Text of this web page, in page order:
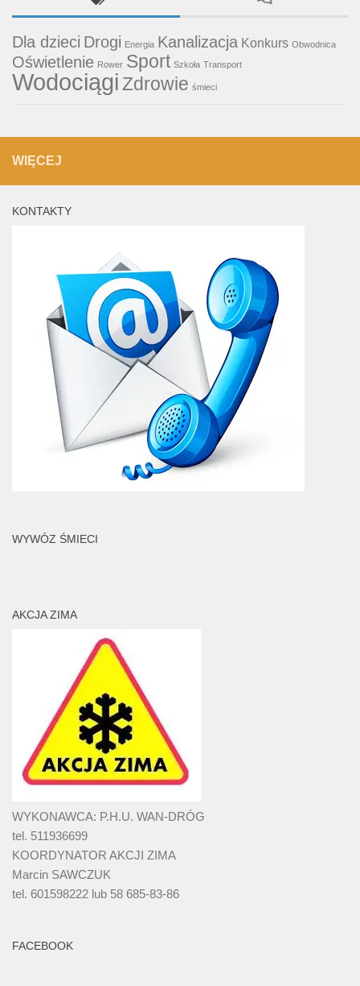
Dla dzieci Drogi Energia Kanalizacja Konkurs Obwodnica
Oświetlenie Rower Sport Szkoła Transport
WodociągiZdrowie śmieci
WIĘCEJ
KONTAKTY
WYWÓZ ŚMIECI
AKCJA ZIMA
WYKONAWCA: P.H.U. WAN-DRÓG
tel. 511936699
KOORDYNATOR AKCJI ZIMA
Marcin SAWCZUK
tel. 601598222 lub 58 685-83-86
FACEBOOK